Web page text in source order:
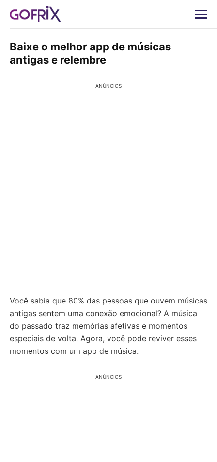
Baixe o melhor app de músicas
antigas e relembre
ANÚNCIOS
Você sabia que 80% das pessoas que ouvem músicas
antigas sentem uma conexão emocional? A música
do passado traz memórias afetivas e momentos
especiais de volta. Agora, você pode reviver esses
momentos com um app de música.
ANÚNCIOS